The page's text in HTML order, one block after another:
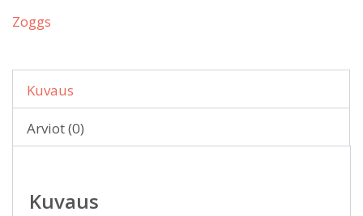
Zoggs
Kuvaus
Arviot (0)
Kuvaus